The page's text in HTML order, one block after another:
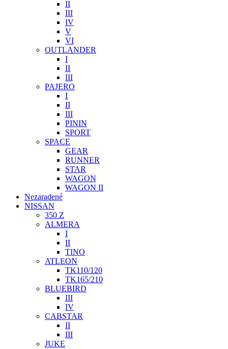
II
III
IV
V
VI
OUTLANDER
I
II
III
PAJERO
I
II
III
PININ
SPORT
SPACE
GEAR
RUNNER
STAR
WAGON
WAGON II
Nezaradené
NISSAN
350 Z
ALMERA
I
II
TINO
ATLEON
TK110/120
TK165/210
BLUEBIRD
III
IV
CABSTAR
II
III
JUKE